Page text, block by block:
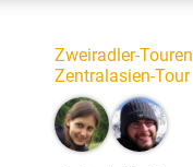
Zweiradler-Touren
Zentralasien-Tour